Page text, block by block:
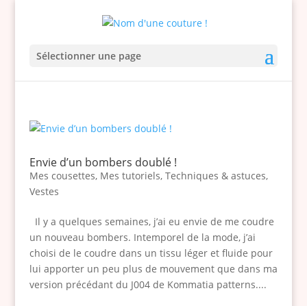
Sélectionner une page
Envie d’un bombers doublé !
Mes cousettes, Mes tutoriels, Techniques & astuces,
Vestes
Il y a quelques semaines, j’ai eu envie de me coudre
un nouveau bombers. Intemporel de la mode, j’ai
choisi de le coudre dans un tissu léger et fluide pour
lui apporter un peu plus de mouvement que dans ma
version précédant du J004 de Kommatia patterns....